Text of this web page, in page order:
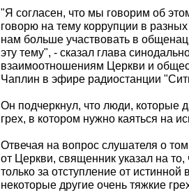
"Я согласен, что мы говорим об
говорю на тему коррупции в
нам больше участвовать в
эту тему", - сказал глава
взаимоотношениям Церкви и
Чаплин в эфире радиостанции
Он подчеркнул, что люди, которые
грех, в котором нужно каяться на
Отвечая на вопрос слушателя о
от Церкви, священник указал на
только за отступление от
некоторые другие очень тяжкие